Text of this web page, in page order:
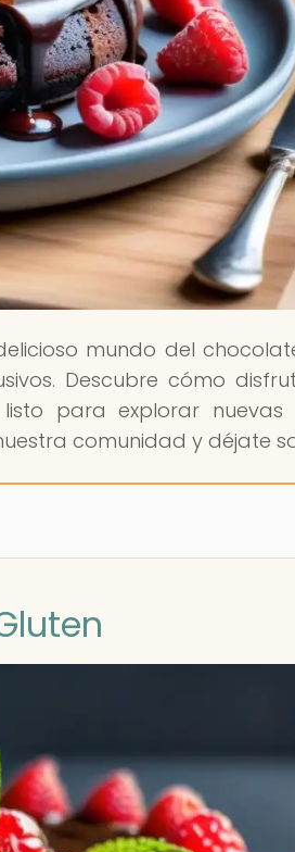
mundo del
Descubre cómo
para explorar
comunidad y déjate